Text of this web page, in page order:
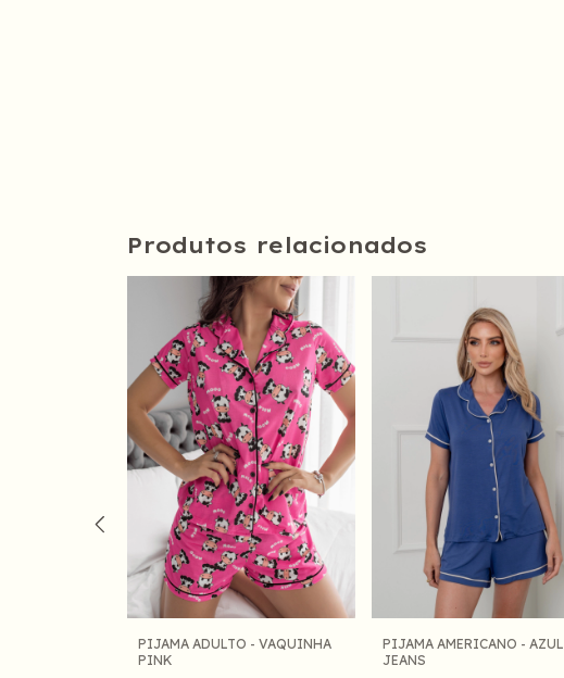
Produtos relacionados
PIJAMA ADULTO - VAQUINHA
PINK
PIJAMA AMERICANO - AZUL
JEANS